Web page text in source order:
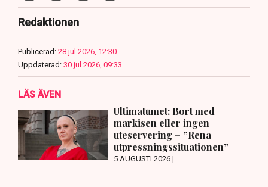
Redaktionen
Publicerad: 28 jul 2026, 12:30
Uppdaterad: 30 jul 2026, 09:33
LÄS ÄVEN
Ultimatumet: Bort med
markisen eller ingen
uteservering – ”Rena
utpressningssituationen”
5 AUGUSTI 2026 |